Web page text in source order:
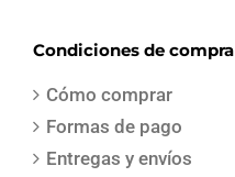
Condiciones de compra
Cómo comprar
Formas de pago
Entregas y envíos